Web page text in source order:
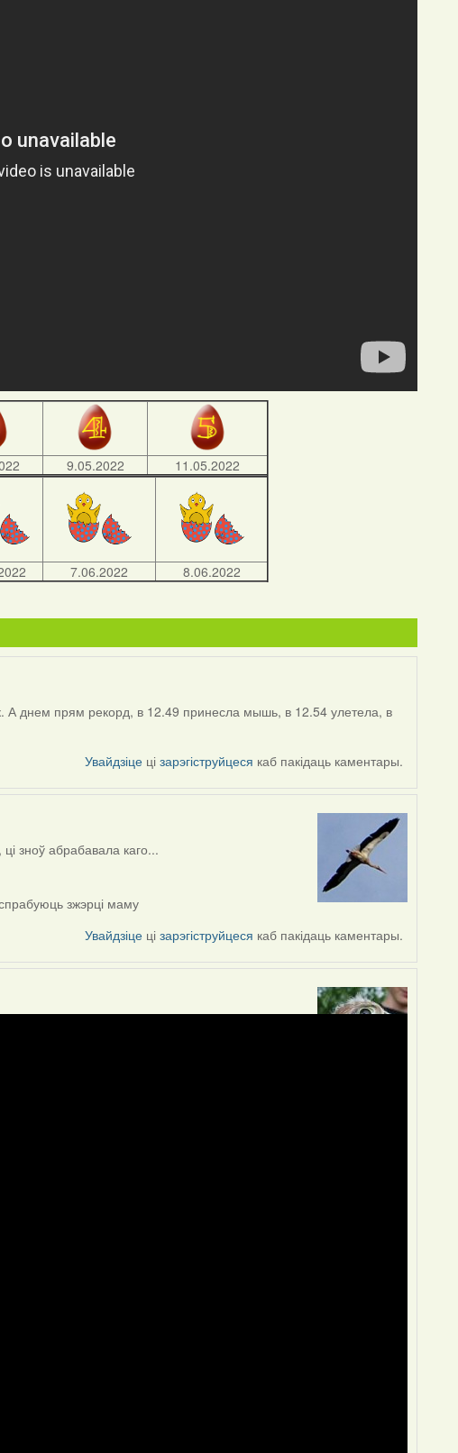
9.05.2022 11.05.2022
7.06.2022
8.06.2022
А днем прям рекорд, в 12.49 принесла мышь, в 12.54 улетела, в
Увайдзіце цізарэгіструйцеся каб пакідаць каментары.
зноў абрабавала каго...
зжэрці маму
Увайдзіце цізарэгіструйцеся каб пакідаць каментары.